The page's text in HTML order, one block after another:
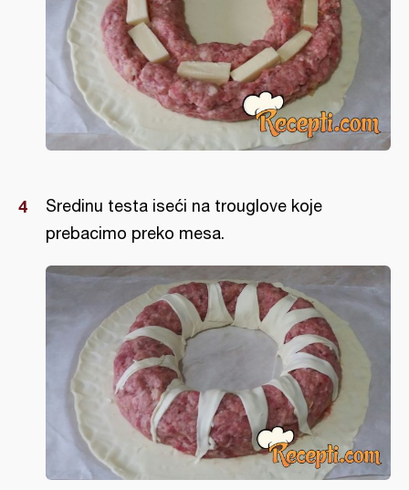
Sredinu testa iseći na trouglove koje
prebacimo preko mesa.